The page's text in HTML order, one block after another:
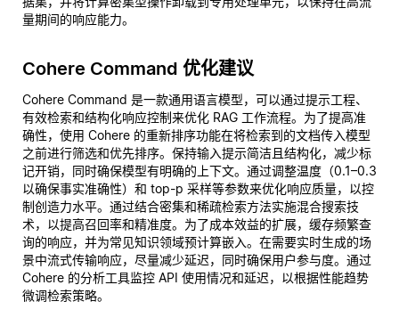
量期间的响应能力。
Cohere Command 优化建议
Cohere Command 是一款通用语言模型，可以通过提示工程、
有效检索和结构化响应控制来优化 RAG 工作流程。为了提高准
确性，使用 Cohere 的重新排序功能在将检索到的文档传入模型
之前进行筛选和优先排序。保持输入提示简洁且结构化，减少标
记开销，同时确保模型有明确的上下文。通过调整温度（0.1–0.3
以确保事实准确性）和 top-p 采样等参数来优化响应质量，以控
制创造力水平。通过结合密集和稀疏检索方法实施混合搜索技
术，以提高召回率和精准度。为了成本效益的扩展，缓存频繁查
询的响应，并为常见知识领域预计算嵌入。在需要实时生成的场
景中流式传输响应，尽量减少延迟，同时确保用户参与度。通过
Cohere 的分析工具监控 API 使用情况和延迟，以根据性能趋势
微调检索策略。